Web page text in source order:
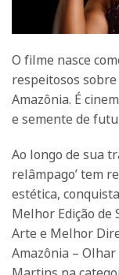
O filme nasce
respeitosos
Amazônia. É
e semente de
Ao longo de sua
relâmpago’ tem
estética,
Melhor Edição de
Arte e Melhor
Amazônia –